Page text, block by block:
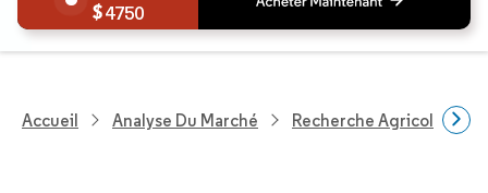
4750
Accueil Analyse Du Marché Recherche Agricole